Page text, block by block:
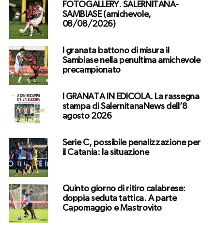
FOTOGALLERY. SALERNITANA-
SAMBIASE (amichevole,
08/08/2026)
I granata battono di misura il
Sambiase nella penultima amichevole
precampionato
I GRANATA IN EDICOLA. La rassegna
stampa di SalernitanaNews dell’8
agosto 2026
Serie C, possibile penalizzazione per
il Catania: la situazione
Quinto giorno di ritiro calabrese:
doppia seduta tattica. A parte
Capomaggio e Mastrovito